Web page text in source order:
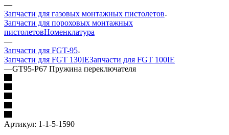
—
Запчасти для газовых монтажных пистолетов
Запчасти для пороховых монтажных
пистолетовНоменклатура
—
Запчасти для FGT-95
Запчасти для FGT 130IEЗапчасти для FGT 100IE
—GT95-P67 Пружина переключателя
Артикул: 1-1-5-1590